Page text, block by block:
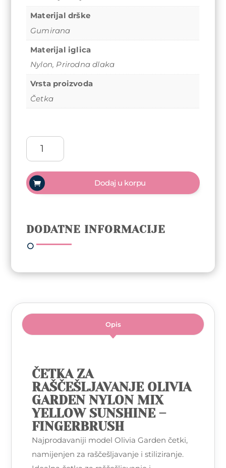
Materijal drške
Gumirana
Materijal iglica
Nylon, Prirodna dlaka
Vrsta proizvoda
Četka
Četka
raščešljavanje
Olivia
Garden
Nylon
Sunshine
–
Dodaj u korpu
DODATNE INFORMACIJE
Opis
ČETKA ZA
RAŠČEŠLJAVANJE OLIVIA
GARDEN NYLON MIX
YELLOW SUNSHINE –
FINGERBRUSH
Najprodavaniji model Olivia Garden četki,
namijenjen za raščešljavanje i stiliziranje.